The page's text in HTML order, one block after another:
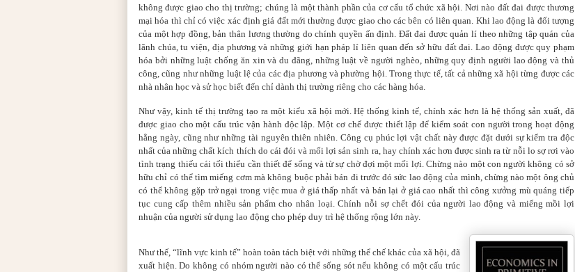
không được giao cho thị trường; chúng là một thành phần của cơ cấu tổ chức xã hội. Nơi nào đất đai được thương
mại hóa thì chỉ có việc xác định giá đất mới thường được giao cho các bên có liên quan. Khi lao động là đối tượng
của một hợp đồng, bản thân lương thường do chính quyền ấn định. Đất đai được quản lí theo những tập quán của
lãnh chúa, tu viện, địa phương và những giới hạn pháp lí liên quan đến sở hữu đất đai. Lao động được quy phạm
hóa bởi những luật chống ăn xin và du đãng, những luật về người nghèo, những quy định người lao động và thủ
công, cũng như những luật lệ của các địa phương và phường hội. Trong thực tế, tất cả những xã hội từng được các
nhà nhân học và sử học biết đến chỉ dành thị trường riêng cho các hàng hóa.
Như vậy, kinh tế thị trường tạo ra một kiểu xã hội mới. Hệ thống kinh tế, chính xác hơn là hệ thống sản xuất, đã
được giao cho một cấu trúc vận hành độc lập. Một cơ chế được thiết lập để kiểm soát con người trong hoạt động
hằng ngày, cũng như những tài nguyên thiên nhiên. Công cụ phúc lợi vật chất này được đặt dưới sự kiểm tra độc
nhất của những chất kích thích do cái đói và mối lợi sản sinh ra, hay chính xác hơn được sinh ra từ nỗi lo sợ rơi vào
tình trạng thiếu cái tối thiểu cần thiết để sống và từ sự chờ đợi một mối lợi. Chừng nào một con người không có sở
hữu chỉ có thể tìm miếng cơm mà không buộc phải bán đi trước đó sức lao động của mình, chừng nào một ông chủ
có thể không gặp trở ngại trong việc mua ở giá thấp nhất và bán lại ở giá cao nhất thì công xưởng mù quáng tiếp
tục cung cấp thêm nhiều sản phẩm cho nhân loại. Chính nỗi sợ chết đói của người lao động và miếng mồi lợi
nhuận của người sử dụng lao động cho phép duy trì hệ thống rộng lớn này.
Như thế, “lĩnh vực kinh tế” hoàn toàn tách biệt với những thể chế khác của xã hội, đã
xuất hiện. Do không có nhóm người nào có thể sống sót nếu không có một cấu trúc